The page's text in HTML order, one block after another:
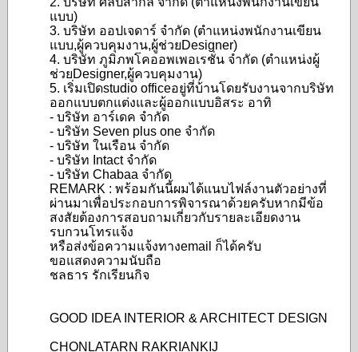
แบบ)
3. บริษัท ออปเจดาร์ จำกัด (ตำแหน่งพนักงานเขียน
แบบ,ผู้ควบคุมงาน,ผู้ช่วยDesigner)
4. บริษัท ภูมิภพโคออพเพอเรชั่น จำกัด (ตำแหน่งผู้
ช่วยDesigner,ผู้ควบคุมงาน)
5. เริ่มเปิดstudio officeอยู่ที่บ้านโดยรับงานจากบริษัท
ออกแบบตกแต่งและผู้ออกแบบอิสระ อาทิ
- บริษัท อาร์เดค จำกัด
- บริษัท Seven plus one จำกัด
- บริษัท ในเรือน จำกัด
- บริษัท Intact จำกัด
- บริษัท Chabaa จำกัด
REMARK : พร้อมกันนี้ผมได้แนบไฟล์งานตัวอย่างที่
ผ่านมาเพื่อประกอบการพิจารณาด้วยครับหากมีข้อ
สงสัยต้องการสอบถามเกี่ยวกับรายละเอียดงาน
รบกวนโทรแจ้ง
หรือส่งข้อความแจ้งทางemail ก็ได้ครับ
ขอแสดงความนับถือ
ชลธาร รักเรียนกิจ
GOOD IDEA INTERIOR & ARCHITECT DESIGN
CHONLATARN RAKRIANKIJ